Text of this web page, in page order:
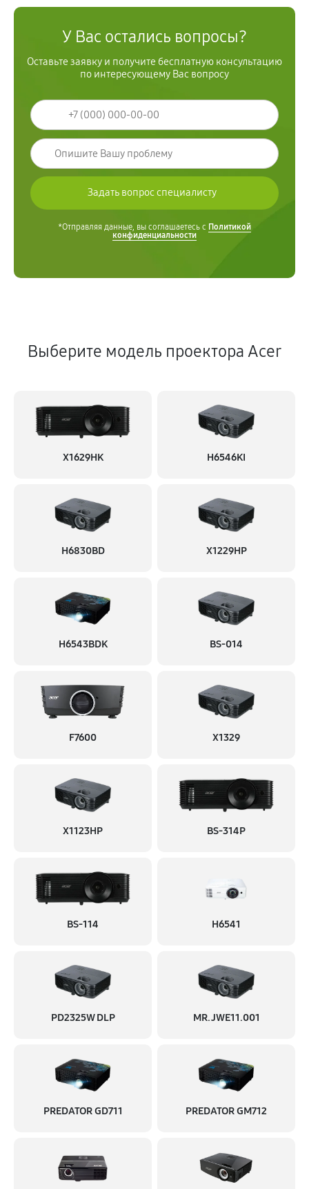
У Вас остались вопросы?
Оставьте заявку и получите бесплатную консультацию
по интересующему Вас вопросу
*Отправляя данные, вы соглашаетесь с Политикой
конфиденциальности
Выберите модель проектора Acer
X1629HK H6546KI
H6830BD X1229HP
H6543BDK BS-014
F7600 X1329
X1123HP BS-314P
BS-114 H6541
PD2325W DLP MR.JWE11.001
PREDATOR GD711 PREDATOR GM712